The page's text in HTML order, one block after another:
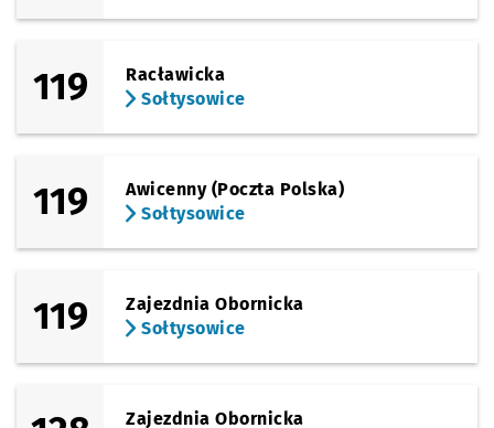
119
Racławicka
Sołtysowice
119
Awicenny (Poczta Polska)
Sołtysowice
119
Zajezdnia Obornicka
Sołtysowice
Zajezdnia Obornicka